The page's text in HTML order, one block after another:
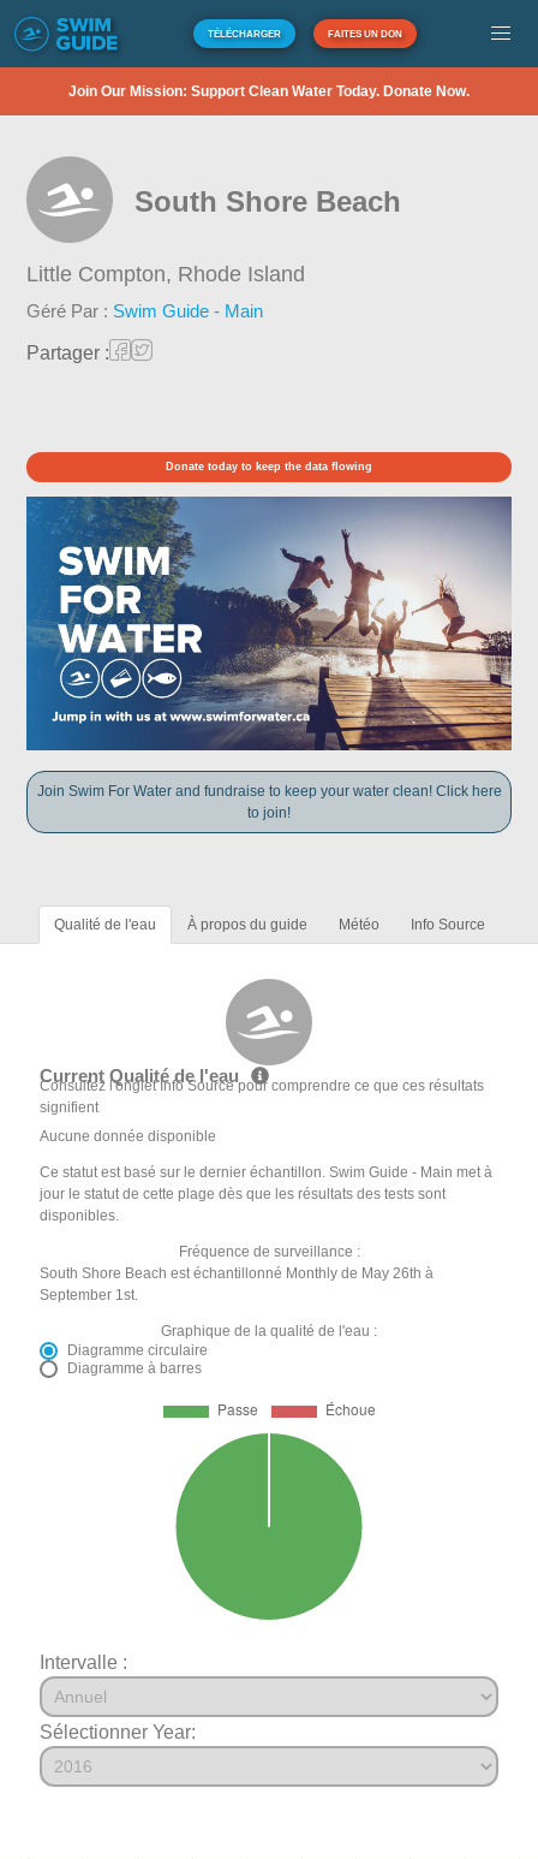
TÉLÉCHARGER FAITES UN DON
Join Our Mission: Support Clean Water Today. Donate Now.
South Shore Beach
Little Compton, Rhode Island
Géré Par : Swim Guide - Main
Partager :
Donate today to keep the data flowing
Join Swim For Water and fundraise to keep your water clean! Click here
to join!
Qualité de l'eau À propos du guide Météo Info Source
Current Qualité de l'eau
Consultez l'onglet Info Source pour comprendre ce que ces résultats
signifient
Aucune donnée disponible
Ce statut est basé sur le dernier échantillon. Swim Guide - Main met à
jour le statut de cette plage dès que les résultats des tests sont
disponibles.
Fréquence de surveillance :
South Shore Beach est échantillonné Monthly de May 26th à
September 1st.
Graphique de la qualité de l'eau :
Diagramme circulaire
Diagramme à barres
Intervalle :
Sélectionner Year: